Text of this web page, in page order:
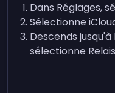
Dans Réglages,
Sélectionne
Descends
sélectionne